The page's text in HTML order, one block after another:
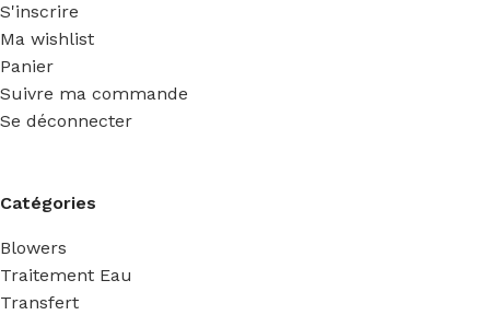
S'inscrire
Ma wishlist
Panier
Suivre ma commande
Se déconnecter
Catégories
Blowers
Traitement Eau
Transfert